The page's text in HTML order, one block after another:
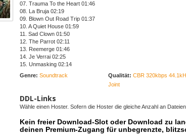
07. Trauma To the Heart 01:46
08. La Bruja 02:19
09. Blown Out Road Trip 01:37
10. A Quiet House 01:59
11. Sad Clown 01:50
12. The Parrot 02:11
13. Reemerge 01:46
14. Je Verrai 02:25
15. Unmasking 02:14
Genre: Soundtrack Qualität: CBR 320kbps
Joint
DDL-Links
Wähle einen Hoster. Sofern die Hoster die gleiche Anzahl an
Kein freier Download-Slot oder Download zu
deinen Premium-Zugang für unbegrenzte,